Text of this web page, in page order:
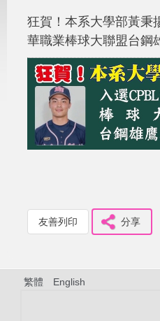
狂賀！本系大學部黃秉
華職業棒球大聯盟台鋼
友善列印 分享
繁體 English